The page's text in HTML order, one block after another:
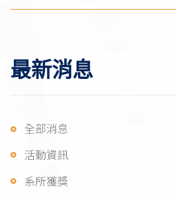
最新消息
全部消息
活動資訊
系所獲獎